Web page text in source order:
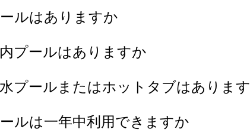
ルはありますか
プールはありますか
プールまたはホットタブはありま
ルは一年中利用できますか